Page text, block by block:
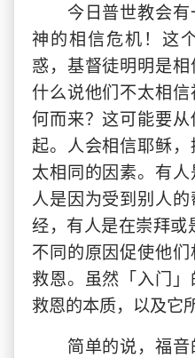
今日普世教会有
神的相信危机！这
惑，基督徒明明是
什么说他们不太相
何而来？这可能要
起。人会相信耶稣
太相同的因素。有
人是因为受到别人
经，有人是在崇拜
不同的原因促使他
救恩。虽然「入门
救恩的本质，以及它
简单的说，福音